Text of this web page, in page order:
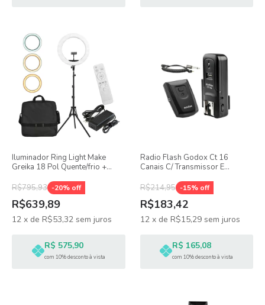
Iluminador Ring Light Make
Greika 18 Pol Quente/frio +
R$795,93 -20% off
R$639,89
12 x de R$53,32 sem juros
R$ 575,90
com 10% desconto à vista
Radio Flash Godox Ct 16
Canais C/ Transmissor E
R$214,95 -15% off
R$183,42
12 x de R$15,29 sem juros
R$ 165,08
com 10% desconto à vista